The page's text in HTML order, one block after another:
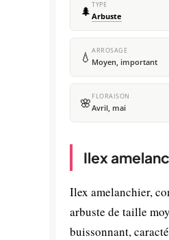
🌲 TYPE
Arbuste
💧 ARROSAGE
Moyen, important
🌸 FLORAISON
Avril, mai
Ilex
Ilex amelanchier,
arbuste de taille
buissonnant,